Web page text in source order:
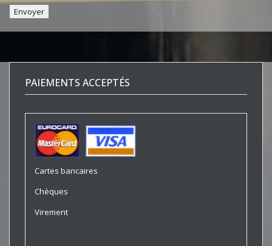
PAIEMENTS ACCEPTÉS
Cartes bancaires
Chèques
Virement